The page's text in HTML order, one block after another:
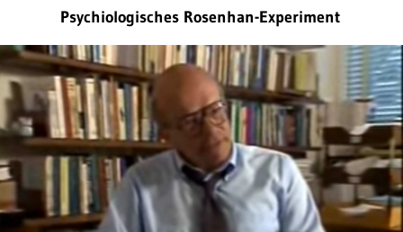
Psychiologisches Rosenhan-Experiment